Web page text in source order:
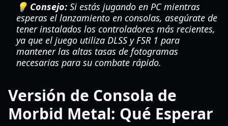
💡 Consejo: Si estás jugando en PC mientras
esperas el lanzamiento en consolas, asegúrate de
tener instalados los controladores más recientes,
ya que el juego utiliza DLSS y FSR 1 para
mantener las altas tasas de fotogramas
necesarias para su combate rápido.
Versión de Consola de
Morbid Metal: Qué Esperar